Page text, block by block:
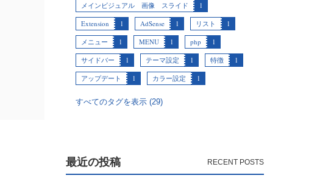
メインビジュアル 画像 スライド
1
Extension
1 AdSense 1 リスト
1
メニュー
1 MENU 1 php
1
サイドバー
1 テーマ設定 1 特徴
1
アップデート
1 カラー設定 1
すべてのタグを表示 (29)
最近の投稿